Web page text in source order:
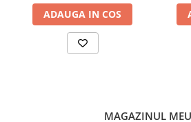
ADAUGA IN COS
MAGAZINUL MEU